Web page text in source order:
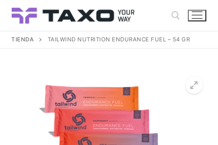
TIENDA TAILWIND NUTRITION ENDURANCE FUEL – 54 GR